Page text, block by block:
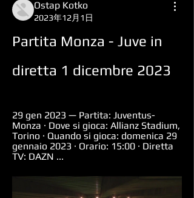
Ostap Kotko
2023年12月1日
Partita Monza - Juve in
diretta 1 dicembre 2023
29 gen 2023 — Partita: Juventus-
Monza · Dove si gioca: Allianz Stadium,
Torino · Quando si gioca: domenica 29
gennaio 2023 · Orario: 15:00 · Diretta
TV: DAZN ...